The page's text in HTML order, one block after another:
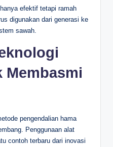
efektif tetapi ramah
digunakan dari generasi ke
sawah.
Membasmi
pengendalian hama
Penggunaan alat
contoh terbaru dari inovasi